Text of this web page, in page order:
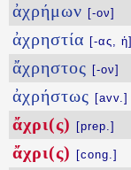
ἀχρήμων [-ον]
ἀχρηστία [-ας, ἡ]
ἄχρηστος [-ον]
ἀχρήστως [avv.]
ἄχρι(ς) [prep.]
ἄχρι(ς) [cong.]